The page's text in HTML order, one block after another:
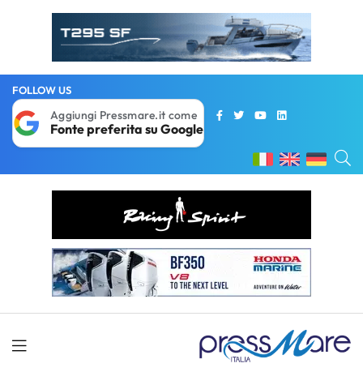
FOLLOW US
Aggiungi Pressmare.it come
Fonte preferita su Google